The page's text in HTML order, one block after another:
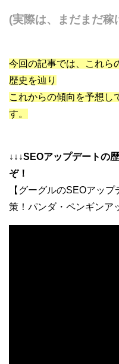
(実際は、まだまだ
今回の記事では、これら
歴史を辿り
これからの傾向を予想し
す。
↓↓↓SEOアップデートの
ぞ！
【グーグルのSEOアッ
策！パンダ・ペンギンア